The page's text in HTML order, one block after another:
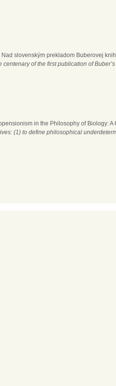
slovenským prekladom Buberovej
centenary of the first publication of
in the Philosophy of Biology:
(1) to define philosophical